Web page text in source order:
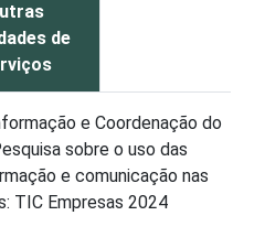
de
e Coordenação do
sobre o uso das
e comunicação nas
TIC Empresas 2024